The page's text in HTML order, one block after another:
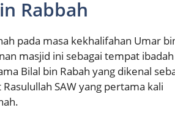
Rabbah
pada masa kekhalifahan Umar
masjid ini sebagai tempat
Bilal bin Rabah yang dikenal
SAW yang pertama kali